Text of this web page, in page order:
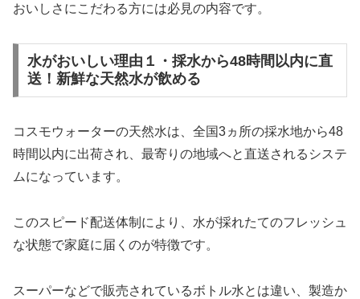
おいしさにこだわる方には必見の内容です。
水がおいしい理由１・採水から48時間以内に直
送！新鮮な天然水が飲める
コスモウォーターの天然水は、全国3ヵ所の採水地から48
時間以内に出荷され、最寄りの地域へと直送されるシステ
ムになっています。
このスピード配送体制により、水が採れたてのフレッシュ
な状態で家庭に届くのが特徴です。
スーパーなどで販売されているボトル水とは違い、製造か